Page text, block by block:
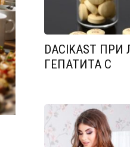
DACIKAST
ГЕПАТИТА С